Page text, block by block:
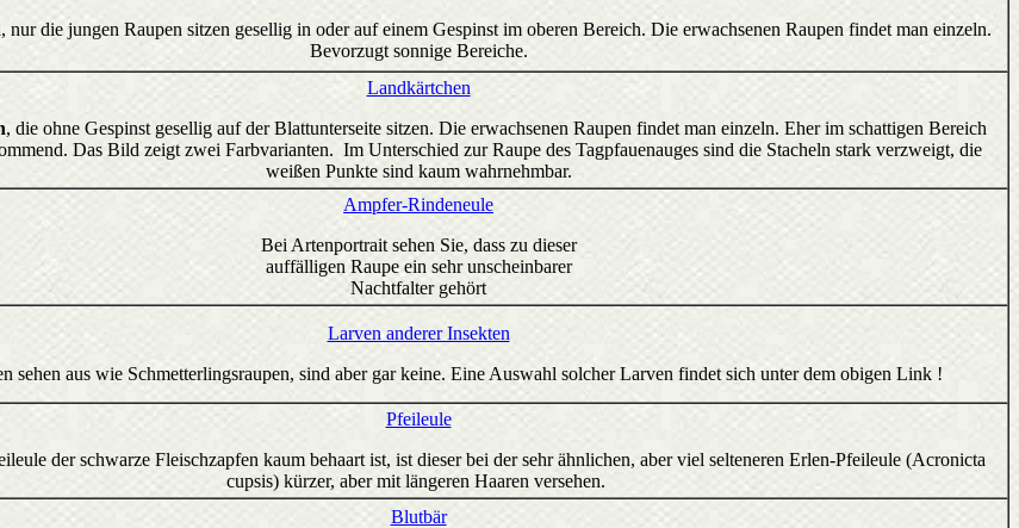
, nur die jungen Raupen sitzen gesellig in oder auf einem Gespinst im oberen Bereich. Die erwachsenen Raupen findet man einzeln.
Bevorzugt sonnige Bereiche.
Landkärtchen
, die ohne Gespinst gesellig auf der Blattunterseite sitzen. Die erwachsenen Raupen findet man einzeln. Eher im schattigen Bereich
Das Bild zeigt zwei Farbvarianten. Im Unterschied zur Raupe des Tagpfauenauges sind die Stacheln stark verzweigt, die
weißen Punkte sind kaum wahrnehmbar.
Ampfer-Rindeneule
Bei Artenportrait sehen Sie, dass zu dieser
auffälligen Raupe ein sehr unscheinbarer
Nachtfalter gehört
Larven anderer Insekten
sehen aus wie Schmetterlingsraupen, sind aber gar keine. Eine Auswahl solcher Larven findet sich unter dem obigen Link !
Pfeileule
der schwarze Fleischzapfen kaum behaart ist, ist dieser bei der sehr ähnlichen, aber viel selteneren Erlen-Pfeileule (Acronicta
cupsis) kürzer, aber mit längeren Haaren versehen.
Blutbär